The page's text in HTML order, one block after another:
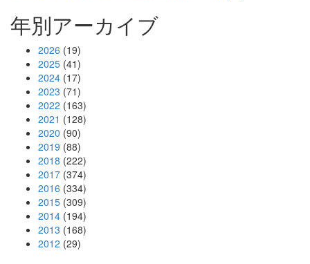
年別アーカイブ
2026 (19)
2025 (41)
2024 (17)
2023 (71)
2022 (163)
2021 (128)
2020 (90)
2019 (88)
2018 (222)
2017 (374)
2016 (334)
2015 (309)
2014 (194)
2013 (168)
2012 (29)